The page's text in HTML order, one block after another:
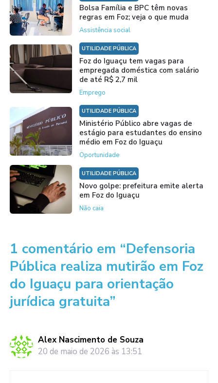
Bolsa Família e BPC têm novas
regras em Foz; veja o que muda
Assistência social
UTILIDADE PÚBLICA
Foz do Iguaçu tem vagas para
empregada doméstica com salário
de até R$ 2,7 mil
Emprego
UTILIDADE PÚBLICA
Ministério Público abre vagas de
estágio para estudantes do ensino
médio em Foz do Iguaçu
Oportunidade
UTILIDADE PÚBLICA
Novo golpe: prefeitura emite alerta
em Foz do Iguaçu
Não caia
1 comentário em “Defensoria
Pública realiza mutirão em Foz
do Iguaçu para orientação
jurídica gratuita”
Alex Nascimento de Souza
20 de maio de 2026 às 13:51